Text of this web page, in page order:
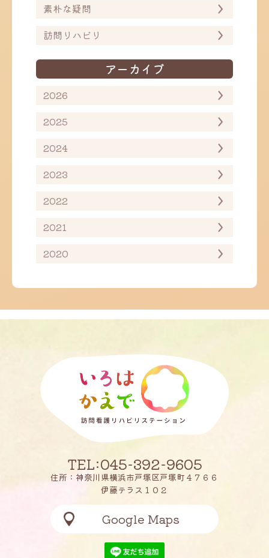
素朴な疑問
訪問リハビリ
アーカイブ
2026
2025
2024
2023
2022
2021
2020
TEL:045-392-9605
住所：神奈川県横浜市戸塚区戸塚町４７６６
伊藤テラス１０２
Google Maps